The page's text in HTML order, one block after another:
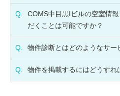
Q.
COMS中目黒Iビルの空室情
だくことは可能ですか？
Q. 物件診断とはどのようなサー
Q. 物件を掲載するにはどうすれ